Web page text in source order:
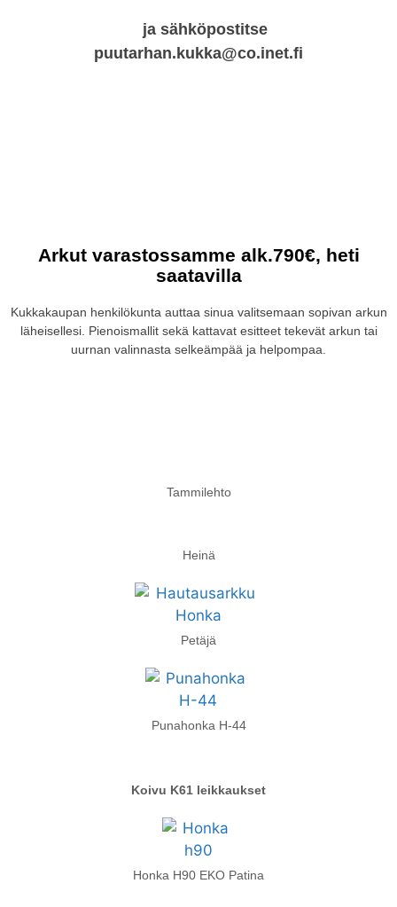
ja sähköpostitse
puutarhan.kukka@co.inet.fi
Arkut varastossamme alk.790€, heti
saatavilla
Kukkakaupan henkilökunta auttaa sinua valitsemaan sopivan arkun
läheisellesi. Pienoismallit sekä kattavat esitteet tekevät arkun tai
uurnan valinnasta selkeämpää ja helpompaa.
Tammilehto
Heinä
Petäjä
Punahonka H-44
Koivu K61 leikkaukset
Honka H90 EKO Patina